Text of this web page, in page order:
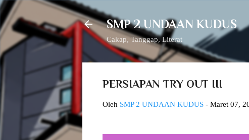
SMP 2 UNDAAN KUDUS
Cakap, Tanggap, Literat
PERSIAPAN TRY OUT III
Oleh SMP 2 UNDAAN KUDUS - Maret 07,